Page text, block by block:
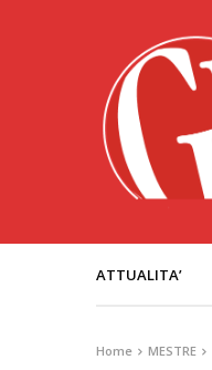
ATTUALITA’
Home MESTRE